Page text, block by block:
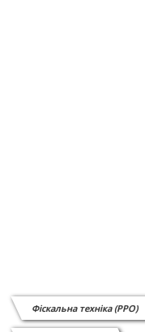
Фіскальна техніка (РРО)